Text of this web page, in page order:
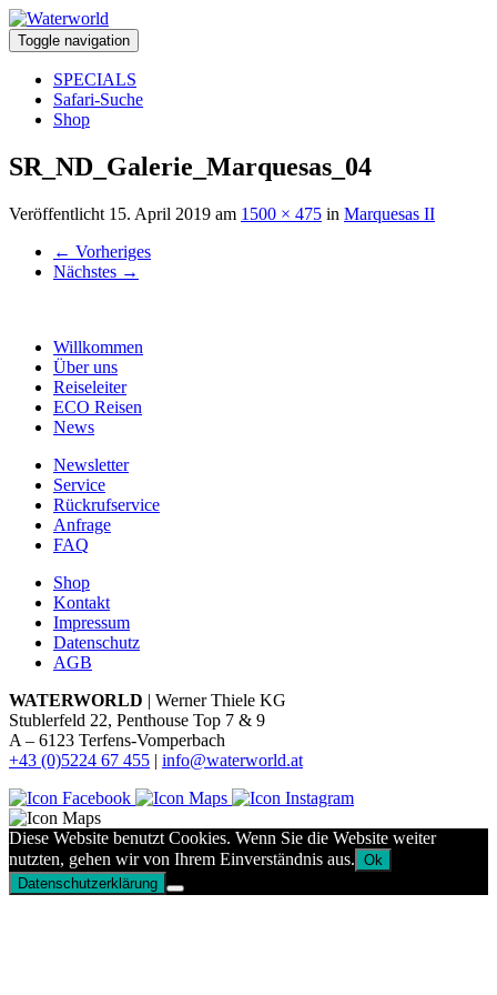
Toggle navigation
SPECIALS
Safari-Suche
Shop
SR_ND_Galerie_Marquesas_04
Veröffentlicht 15. April 2019 am 1500 × 475 in Marquesas II
← Vorheriges
Nächstes →
Willkommen
Über uns
Reiseleiter
ECO Reisen
News
Newsletter
Service
Rückrufservice
Anfrage
FAQ
Shop
Kontakt
Impressum
Datenschutz
AGB
WATERWORLD | Werner Thiele KG
Stublerfeld 22, Penthouse Top 7 & 9
A – 6123 Terfens-Vomperbach
+43 (0)5224 67 455 | info@waterworld.at
Diese Website benutzt Cookies. Wenn Sie die Website weiter
nutzten, gehen wir von Ihrem Einverständnis aus. Ok
Datenschutzerklärung